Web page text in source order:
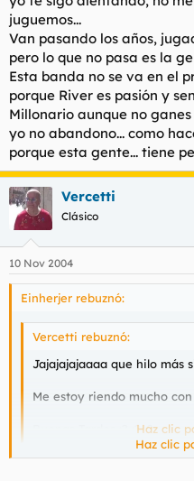
juguemos...
Van pasando los años,
pero lo que no pasa es la
Esta banda no se va en el
porque River es pasión y
Millonario aunque no ganes
yo no abandono... como
porque esta gente... tiene
Vercetti
Clásico
10 Nov 2004
Einherjer rebuznó:
Vercetti rebuznó:
Jajajajajaaaa que hilo más
Me estoy riendo mucho
Buenas Tardes :? :? :?Haz clic
Haz clic